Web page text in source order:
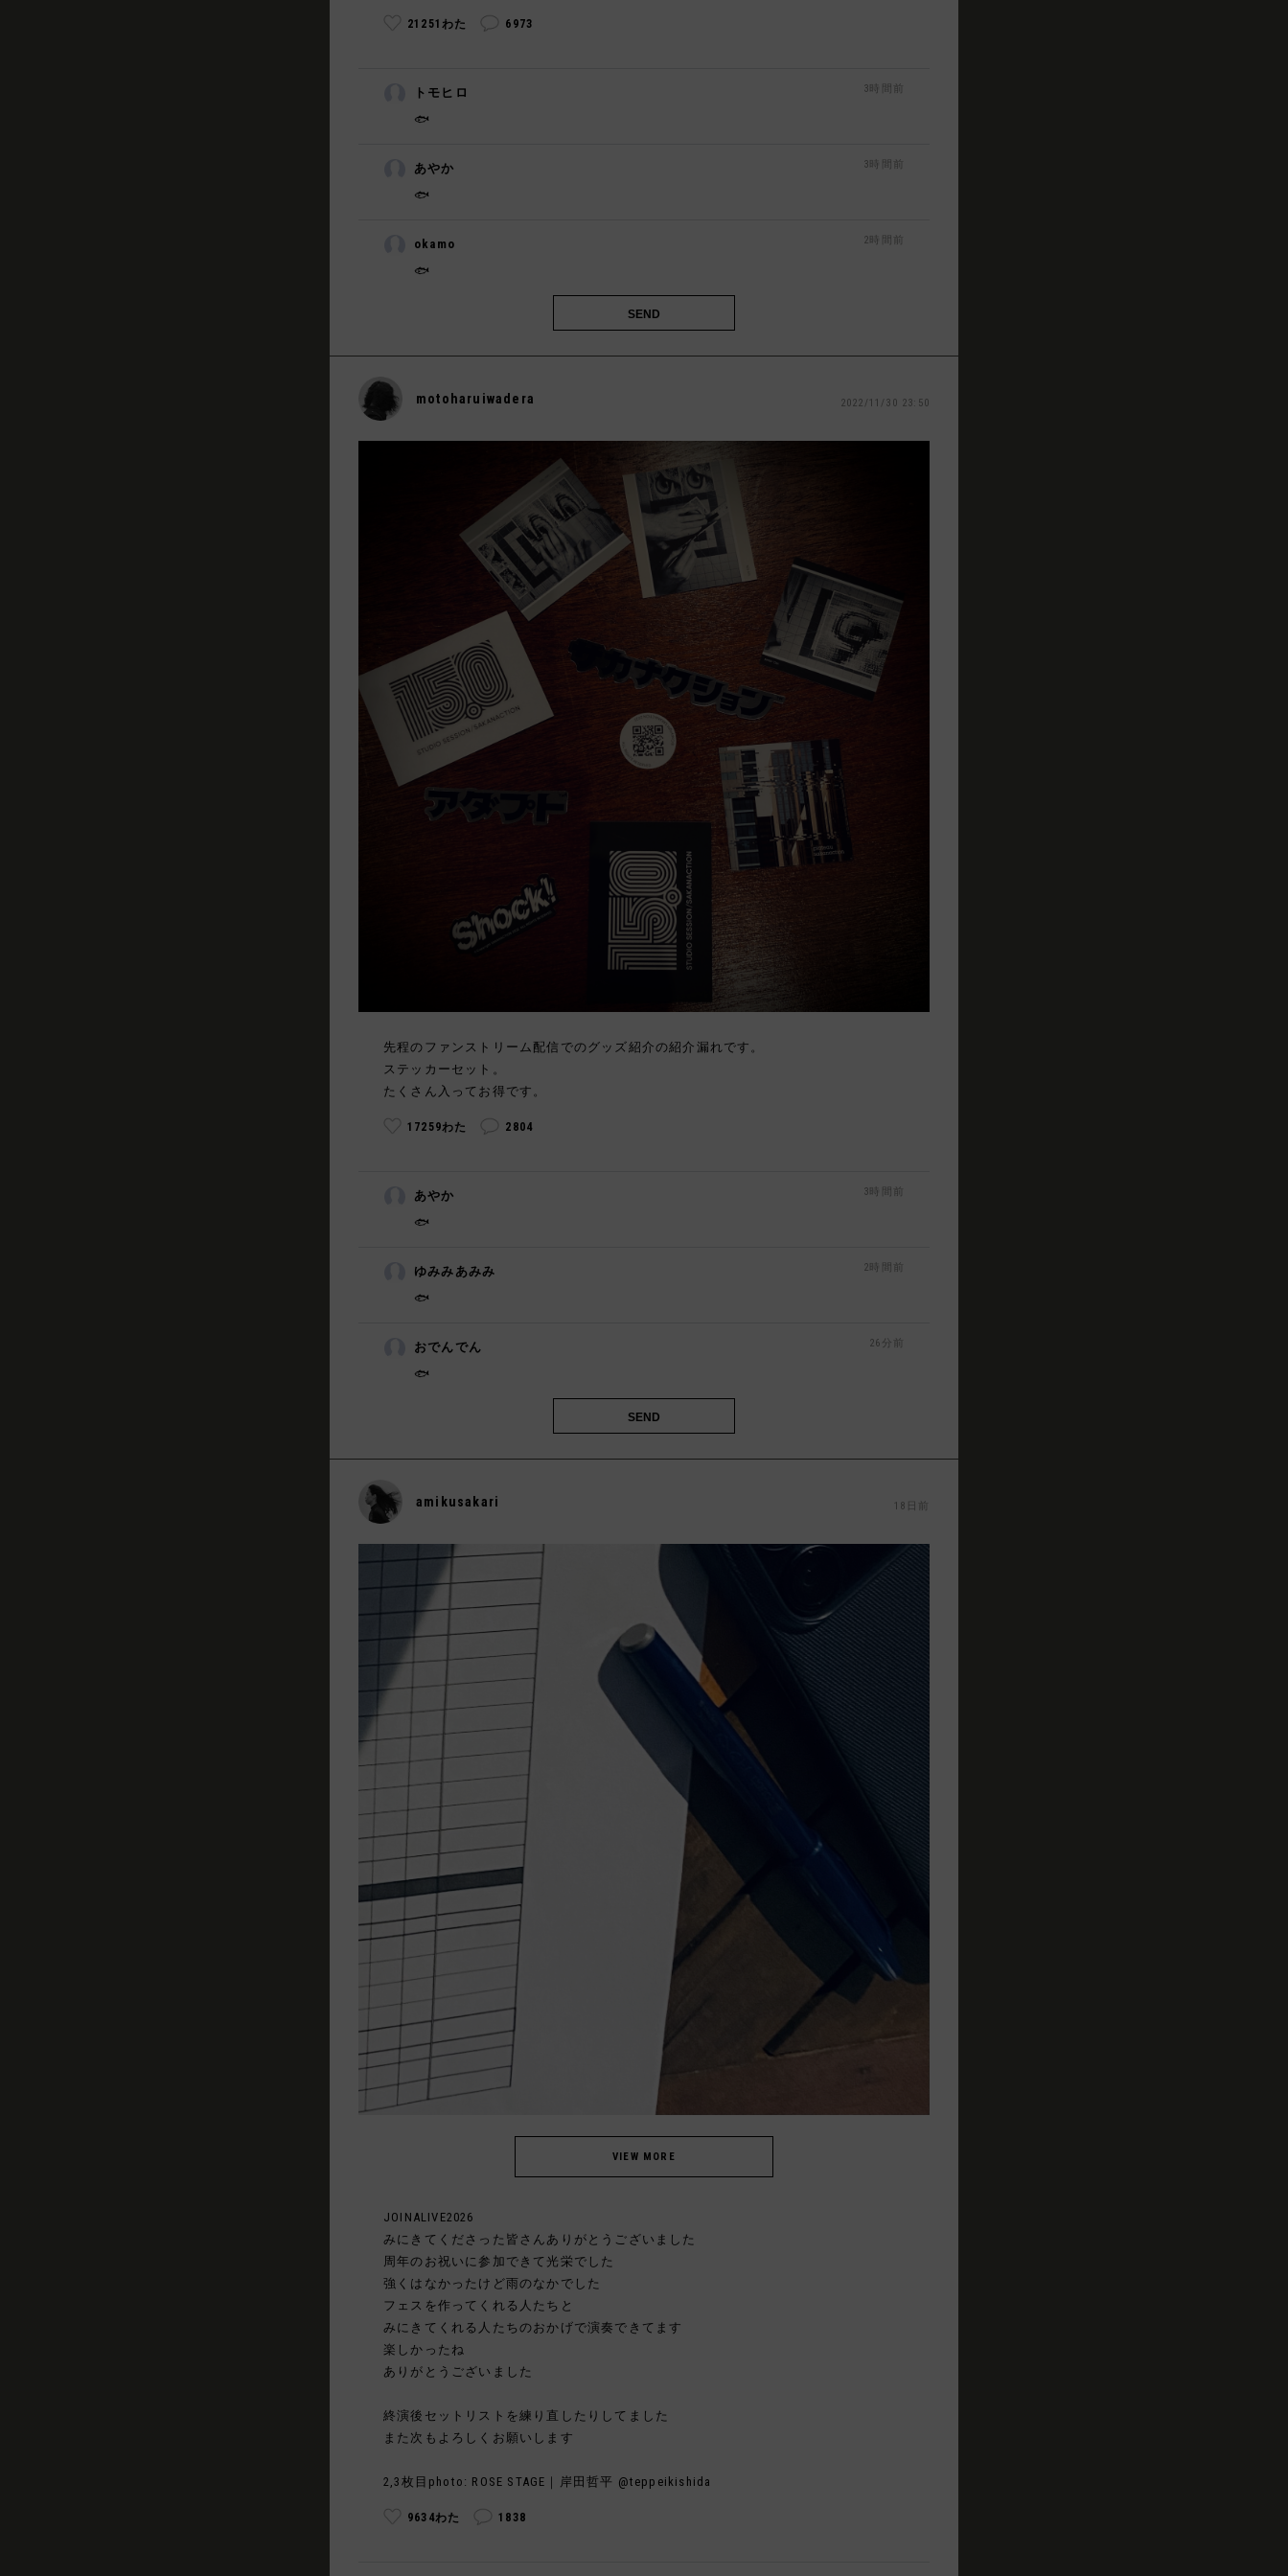
21251わた 6973
トモヒロ
🐟
3時間前
あやか
🐟
3時間前
okamo
🐟
2時間前
motoharuiwadera 2022/11/30 23:50
先程のファンストリーム配信でのグッズ紹介の紹介漏れです。
ステッカーセット。
たくさん入ってお得です。
17259わた 2804
あやか
🐟
3時間前
ゆみみあみみ
🐟
2時間前
おでんでん
🐟
26分前
amikusakari 18日前
JOINALIVE2026
みにきてくださった皆さんありがとうございました
周年のお祝いに参加できて光栄でした
強くはなかったけど雨のなかでした
フェスを作ってくれる人たちと
みにきてくれる人たちのおかげで演奏できてます
楽しかったね
ありがとうございました
終演後セットリストを練り直したりしてました
また次もよろしくお願いします
2,3枚目photo: ROSE STAGE｜岸田哲平 @teppeikishida
9634わた 1838